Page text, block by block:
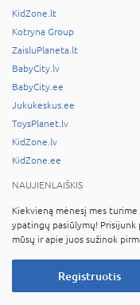
KidZone.lt
Kotryna Group
ZaisluPlaneta.lt
BabyCity.lv
BabyCity.ee
Jukukeskus.ee
ToysPlanet.lv
KidZone.lv
KidZone.ee
NAUJIENLAIŠKIS
Kiekvieną mėnesį mes turime
ypatingų pasiūlymų! Prisijunk
mūsų ir apie juos sužinok
Registruotis